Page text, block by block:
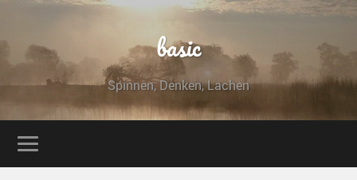
basic
Spinnen, Denken, Lachen